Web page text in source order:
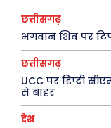
पर्यटन
जानकारी
Tech
Laptops
छत्तीसगढ़
भगवान शिव पर
छत्तीसगढ़
UCC पर डिप्टी
से बाहर
देश